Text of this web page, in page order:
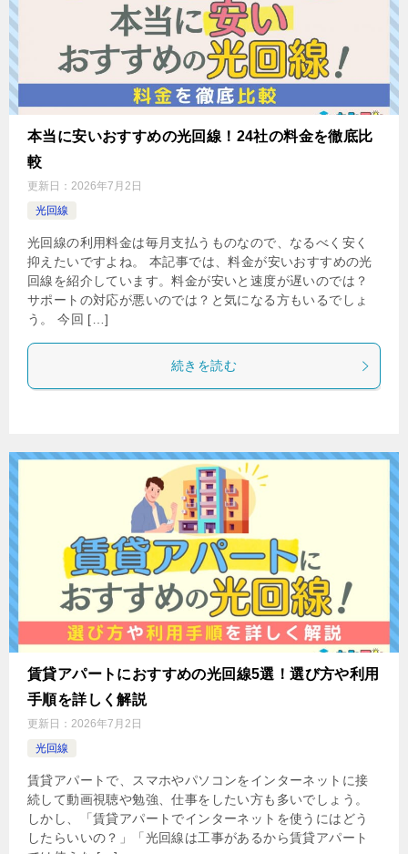
本当に安いおすすめの光回線！24社の料金を徹底比
較
更新日： 2026年7月2日
光回線
光回線の利用料金は毎月支払うものなので、なるべく安く
抑えたいですよね。 本記事では、料金が安いおすすめの光
回線を紹介しています。料金が安いと速度が遅いのでは？
サポートの対応が悪いのでは？と気になる方もいるでしょ
う。 今回 […]
続きを読む
賃貸アパートにおすすめの光回線5選！選び方や利用
手順を詳しく解説
更新日： 2026年7月2日
光回線
賃貸アパートで、スマホやパソコンをインターネットに接
続して動画視聴や勉強、仕事をしたい方も多いでしょう。
しかし、「賃貸アパートでインターネットを使うにはどう
したらいいの？」「光回線は工事があるから賃貸アパート